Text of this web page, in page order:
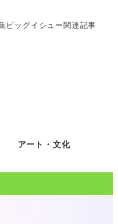
ビッグイシュー関連記事
アート・文化